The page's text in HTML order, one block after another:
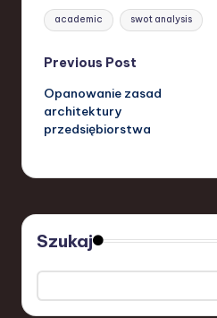
Tags:
academic swot analysis
Post
navigation
Previous Post
Opanowanie zasad
architektury
przedsiębiorstwa
Szukaj